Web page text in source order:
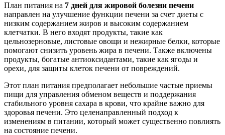
План питания на 7 дней для жировой болезни печени
направлен на улучшение функции печени за счет диеты с
низким содержанием жиров и высоким содержанием
клетчатки. В него входят продукты, такие как
цельнозерновые, листовые овощи и нежирные белки, которые
помогают снизить уровень жира в печени. Также включены
продукты, богатые антиоксидантами, такие как ягоды и
орехи, для защиты клеток печени от повреждений.
Этот план питания предполагает небольшие частые приемы
пищи для управления обменом веществ и поддержания
стабильного уровня сахара в крови, что крайне важно для
здоровья печени. Это целенаправленный подход к
изменениям в питании, который может существенно повлиять
на состояние печени.